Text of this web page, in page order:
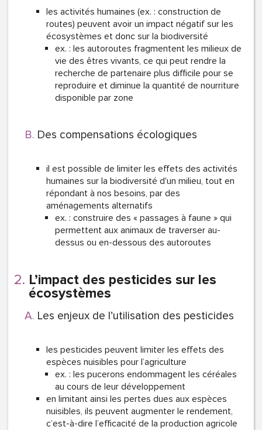
les activités humaines (ex. : construction de
routes) peuvent avoir un impact négatif sur les
écosystèmes et donc sur la biodiversité
ex. : les autoroutes fragmentent les milieux de
vie des êtres vivants, ce qui peut rendre la
recherche de partenaire plus difficile pour se
reproduire et diminue la quantité de nourriture
disponible par zone
Des compensations écologiques
il est possible de limiter les effets des activités
humaines sur la biodiversité d'un milieu, tout en
répondant à nos besoins, par des
aménagements alternatifs
ex. : construire des « passages à faune » qui
permettent aux animaux de traverser au-
dessus ou en-dessous des autoroutes
L’impact des pesticides sur les
écosystèmes
Les enjeux de l’utilisation des pesticides
les pesticides peuvent limiter les effets des
espèces nuisibles pour l’agriculture
ex. : les pucerons endommagent les céréales
au cours de leur développement
en limitant ainsi les pertes dues aux espèces
nuisibles, ils peuvent augmenter le rendement,
c’est-à-dire l’efficacité de la production agricole